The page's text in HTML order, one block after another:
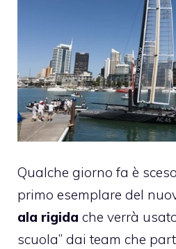
Qualche giorno fa è
primo esemplare del
ala rigida che verrà
scuola” dai team che